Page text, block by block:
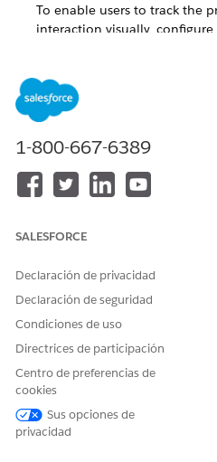
To enable users to track the
interaction visually, configure
To make the path assistant
component to the
¿RESOLVIÓ ESTE
1-800-667-6389
SALESFORCE
Declaración de privacidad
Declaración de seguridad
Condiciones de uso
Directrices de participación
Centro de preferencias de
cookies
Sus opciones de
privacidad